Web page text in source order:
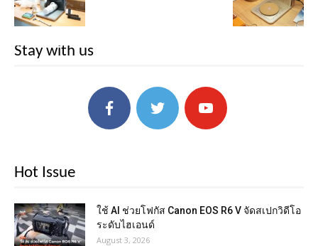
Stay with us
Hot Issue
ใช้ AI ช่วยโฟกัส Canon EOS R6 V จัดสเปกวิดีโอ
ระดับไฮเอนด์
August 3, 2026